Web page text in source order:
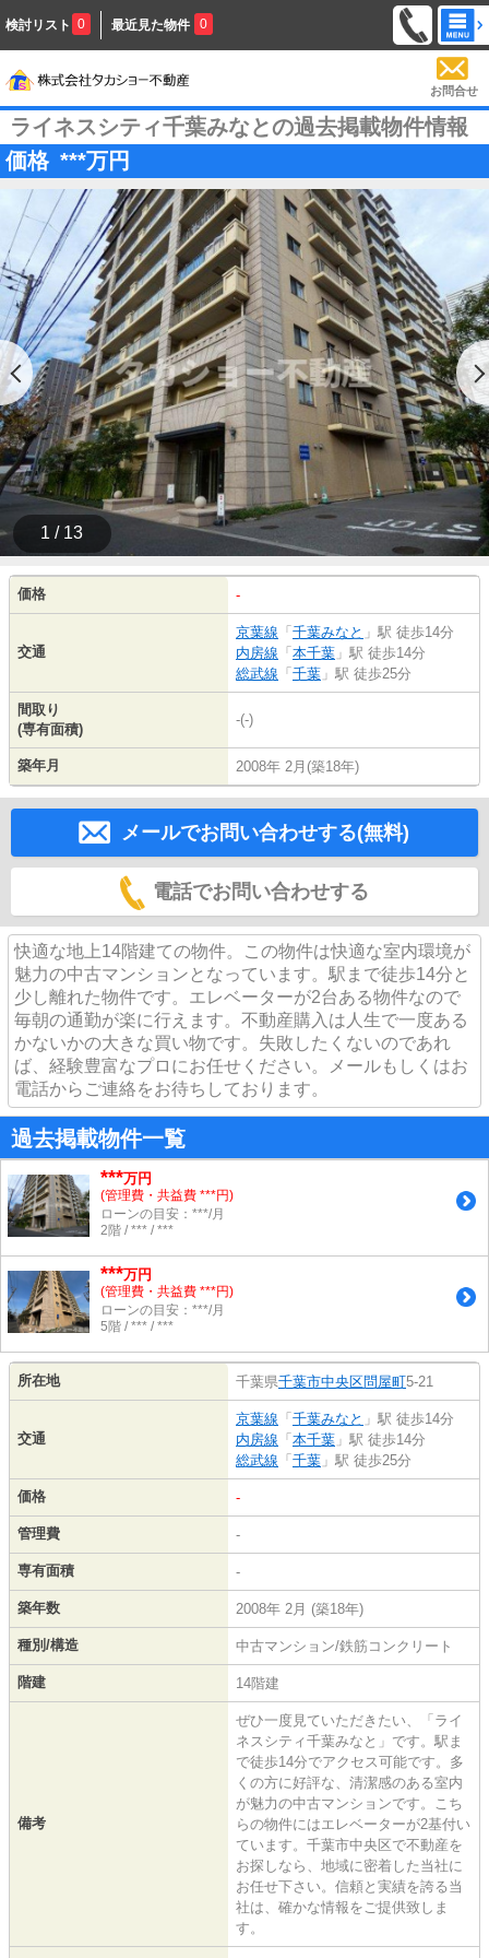
検討リスト 0 最近見た物件 0
お問合せ
ライネスシティ千葉みなとの過去掲載物件情報
価格 ***万円
1 / 13
価格 -
交通
京葉線 「 千葉みなと 」駅 徒歩14分
内房線 「 本千葉 」駅 徒歩14分
総武線 「 千葉 」駅 徒歩25分
間取り
(専有面積)
-(-)
築年月 2008年 2月(築18年)
メールでお問い合わせする(無料)
電話でお問い合わせする
快適な地上14階建ての物件。この物件は快適な室内環境が
魅力の中古マンションとなっています。駅まで徒歩14分と
少し離れた物件です。エレベーターが2台ある物件なので
毎朝の通勤が楽に行えます。不動産購入は人生で一度ある
かないかの大きな買い物です。失敗したくないのであれ
ば、経験豊富なプロにお任せください。メールもしくはお
電話からご連絡をお待ちしております。
過去掲載物件一覧
***万円
(管理費・共益費 ***円)
ローンの目安：***/月
2階 / *** / ***
***万円
(管理費・共益費 ***円)
ローンの目安：***/月
5階 / *** / ***
所在地 千葉県千葉市中央区問屋町5-21
交通
京葉線 「 千葉みなと 」駅 徒歩14分
内房線 「 本千葉 」駅 徒歩14分
総武線 「 千葉 」駅 徒歩25分
価格 -
管理費 -
専有面積 -
築年数 2008年 2月 (築18年)
種別/構造 中古マンション/鉄筋コンクリート
階建 14階建
備考
ぜひ一度見ていただきたい、「ライ
ネスシティ千葉みなと」です。駅ま
で徒歩14分でアクセス可能です。多
くの方に好評な、清潔感のある室内
が魅力の中古マンションです。こち
らの物件にはエレベーターが2基付い
ています。千葉市中央区で不動産を
お探しなら、地域に密着した当社に
お任せ下さい。信頼と実績を誇る当
社は、確かな情報をご提供致しま
す。